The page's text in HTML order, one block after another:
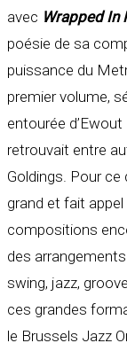
avec Wrapped In
poésie de sa
puissance du
premier volume,
entourée
retrouvait entre
Goldings. Pour
grand et fait
compositions
des
swing, jazz,
ces grandes
le Brussels Jazz